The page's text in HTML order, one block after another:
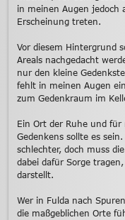
in meinen Augen jedoch
Erscheinung treten.
Vor diesem Hintergrund
Areals nachgedacht
nur den kleine
fehlt in meinen Augen
zum Gedenkraum im
Ein Ort der Ruhe und
Gedenkens sollte es
schlechter, doch muss
dabei dafür Sorge
darstellt.
Wer in Fulda nach
die maßgeblichen Orte